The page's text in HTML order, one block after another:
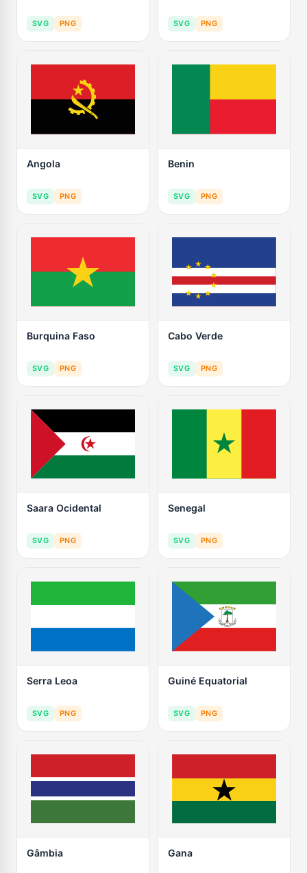
SVG PNG SVG PNG
Angola
SVG PNG
Benin
SVG PNG
Burquina Faso
SVG PNG
Cabo Verde
SVG PNG
Saara Ocidental
SVG PNG
Senegal
SVG PNG
Serra Leoa
SVG PNG
Guiné Equatorial
SVG PNG
Gâmbia Gana